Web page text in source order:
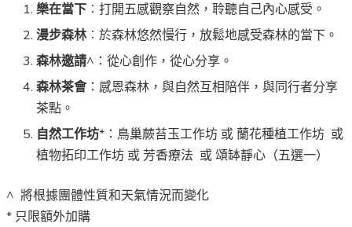
樂在當下 ︰打開五感觀察自然，聆聽自己內心感受。
漫步森林︰於森林悠然慢行，放鬆地感受森林的當下。
森林邀請^：從心創作，從心分享。
森林茶會：感恩森林，與自然互相陪伴，與同行者分享
茶點。
自然工作坊*：鳥巢蕨苔玉工作坊 或 蘭花種植工作坊 或
植物拓印工作坊 或 芳香療法 或 頌缽靜心（五選一）
^ 將根據團體性質和天氣情況而變化
* 只限額外加購